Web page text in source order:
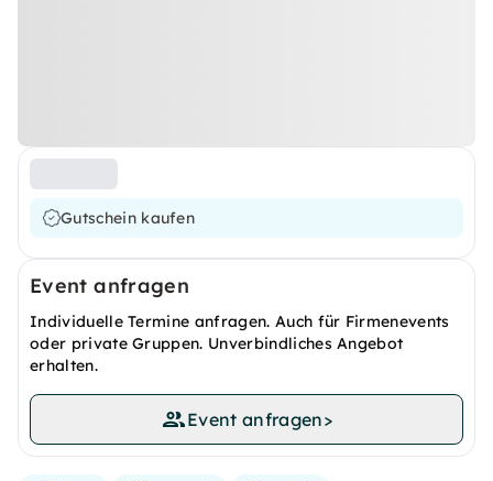
Gutschein kaufen
Event anfragen
Individuelle Termine anfragen. Auch für Firmenevents
oder private Gruppen. Unverbindliches Angebot
erhalten.
Event anfragen>